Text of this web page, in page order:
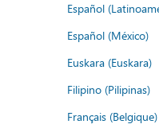
Español
Español (México)
Euskara (Euskara)
Filipino (Pilipinas)
Français (Belgique)